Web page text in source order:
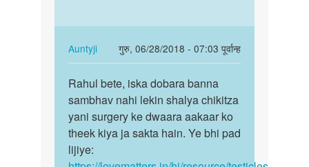
बेटे.
एक…
by
Auntyji
thik…
Auntyji
गुरु, 06/28/2018 - 07:03 पूर्वान्ह
In
reply
to
Es
samsiya
ko
thik…
Rahul
bete,
iska
dobara…
Rahul bete, iska dobara banna
sambhav nahi lekin shalya chikitza
yani surgery ke dwaara aakaar ko
theek kiya ja sakta hain. Ye bhi pad
lijiye: